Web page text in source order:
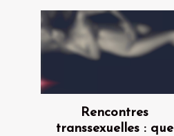
Rencontres
transsexuelles : que